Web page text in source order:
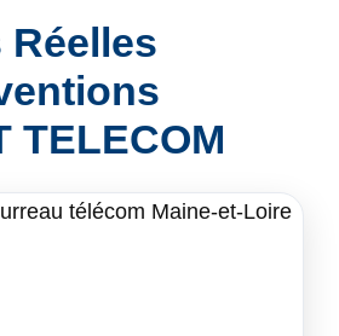
TELECOM